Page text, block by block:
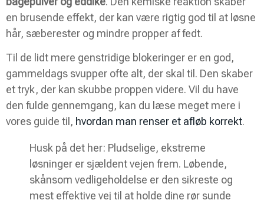
en brusende effekt, der kan være rigtig god til at løsne
hår, sæberester og mindre propper af fedt.
Til de lidt mere genstridige blokeringer er en god,
gammeldags svupper ofte alt, der skal til. Den skaber
et tryk, der kan skubbe proppen videre. Vil du have
den fulde gennemgang, kan du læse meget mere i
vores guide til, hvordan man renser et afløb korrekt.
Husk på det her: Pludselige, ekstreme
løsninger er sjældent vejen frem. Løbende,
skånsom vedligeholdelse er den sikreste og
mest effektive vej til at holde dine rør sunde